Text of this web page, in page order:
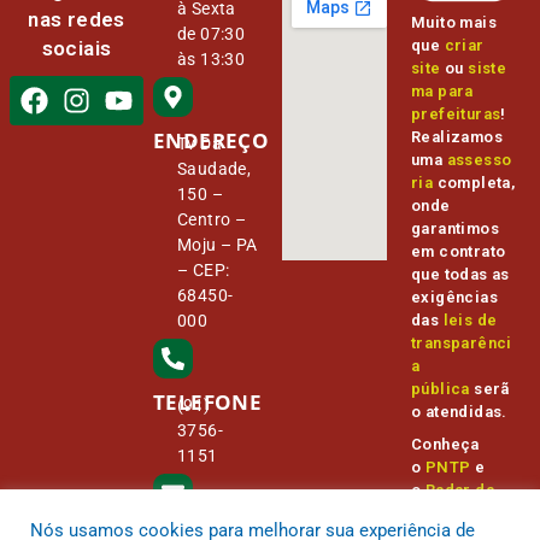
nas redes
sociais
à Sexta
de 07:30
às 13:30
ENDEREÇO
Tv Da
Saudade,
150 –
Centro –
Moju – PA
– CEP:
68450-
000
TELEFONE
(91)
3756-
1151
Muito mais
que criar
site ou siste
ma para
prefeituras!
Realizamos
uma assesso
ria completa,
onde
garantimos
em contrato
que todas as
exigências
das leis de
transparênci
a
pública serã
o atendidas.
Conheça
o PNTP e
oRadar da
ia Pública
Nós usamos cookies para melhorar sua experiência de